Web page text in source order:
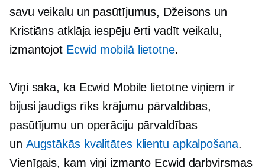
savu veikalu un pasūtījumus, Džeisons un
Kristiāns atklāja iespēju ērti vadīt veikalu,
izmantojot Ecwid mobilā lietotne.
Viņi saka, ka Ecwid Mobile lietotne viņiem ir
bijusi jaudīgs rīks krājumu pārvaldības,
pasūtījumu un operāciju pārvaldības
un Augstākās kvalitātes klientu apkalpošana.
Vienīgais, kam viņi izmanto Ecwid darbvirsmas